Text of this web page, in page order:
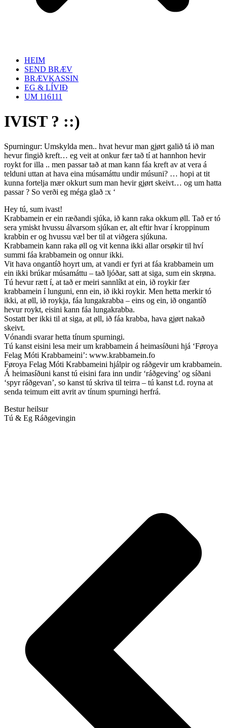
HEIM
SEND BRÆV
BRÆVKASSIN
EG & LÍVIÐ
UM 116111
IVIST ? ::)
Spurningur: Umskylda men.. hvat hevur man gjørt galið tá ið man
hevur fingið kreft… eg veit at onkur fær tað tí at hannhon hevir
roykt for illa .. men passar tað at man kann fáa kreft av at vera á
telduni uttan at hava eina músamáttu undir músuni? … hopi at tit
kunna fortelja mær okkurt sum man hevir gjørt skeivt… og um hatta
passar ? So verði eg méga glað :x ‘
Hey tú, sum ivast!
Krabbamein er ein ræðandi sjúka, ið kann raka okkum øll. Tað er tó
sera ymiskt hvussu álvarsom sjúkan er, alt eftir hvar í kroppinum
krabbin er og hvussu væl ber til at viðgera sjúkuna.
Krabbamein kann raka øll og vit kenna ikki allar orsøkir til hví
summi fáa krabbamein og onnur ikki.
Vit hava ongantíð hoyrt um, at vandi er fyri at fáa krabbamein um
ein ikki brúkar músamáttu – tað ljóðar, satt at siga, sum ein skrøna.
Tú hevur rætt í, at tað er meiri sannlíkt at ein, ið roykir fær
krabbamein í lunguni, enn ein, ið ikki roykir. Men hetta merkir tó
ikki, at øll, ið roykja, fáa lungakrabba – eins og ein, ið ongantíð
hevur roykt, eisini kann fáa lungakrabba.
Sostatt ber ikki til at siga, at øll, ið fáa krabba, hava gjørt nakað
skeivt.
Vónandi svarar hetta tínum spurningi.
Tú kanst eisini lesa meir um krabbamein á heimasíðuni hjá ‘Føroya
Felag Móti Krabbameini’: www.krabbamein.fo
Føroya Felag Móti Krabbameini hjálpir og ráðgevir um krabbamein.
Á heimasíðuni kanst tú eisini fara inn undir ‘ráðgeving’ og síðani
‘spyr ráðgevan’, so kanst tú skriva til teirra – tú kanst t.d. royna at
senda teimum eitt avrit av tínum spurningi herfrá.
Bestur heilsur
Tú & Eg Ráðgevingin